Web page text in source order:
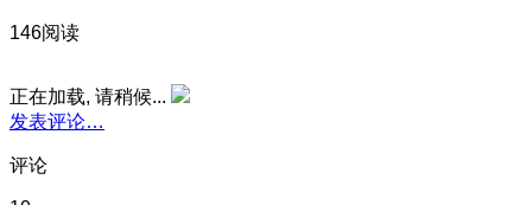
146阅读
正在加载, 请稍候...
发表评论…
评论